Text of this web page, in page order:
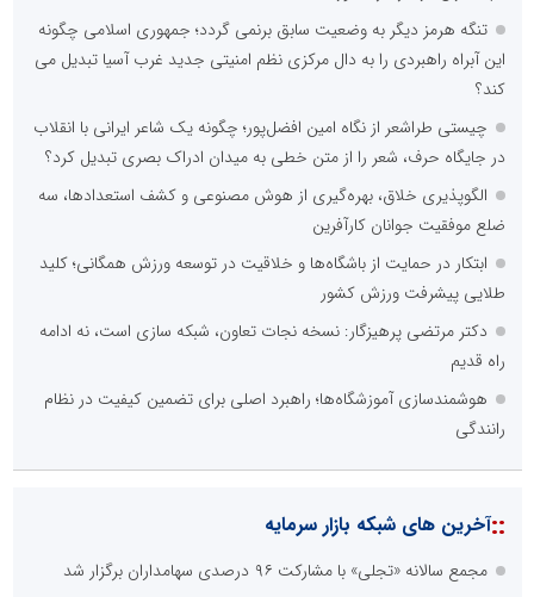
تنگه هرمز دیگر به وضعیت سابق برنمی گردد؛ جمهوری اسلامی چگونه
این آبراه راهبردی را به دال مرکزی نظم امنیتی جدید غرب آسیا تبدیل می
کند؟
چیستی طراشعر از نگاه امین افضل‌پور؛ چگونه یک شاعر ایرانی با انقلاب
در جایگاه حرف، شعر را از متن خطی به میدان ادراک بصری تبدیل کرد؟
الگوپذیری خلاق، بهره‌گیری از هوش مصنوعی و کشف استعدادها، سه
ضلع موفقیت جوانان کارآفرین
ابتکار در حمایت از باشگاه‌ها و خلاقیت در توسعه ورزش همگانی؛ کلید
طلایی پیشرفت ورزش کشور
دکتر مرتضی پرهیزگار: نسخه نجات تعاون، شبکه سازی است، نه ادامه
راه قدیم
هوشمندسازی آموزشگاه‌ها؛ راهبرد اصلی برای تضمین کیفیت در نظام
رانندگی
::آخرین های شبکه بازار سرمایه
مجمع سالانه «تجلی» با مشارکت ۹۶ درصدی سهامداران برگزار شد